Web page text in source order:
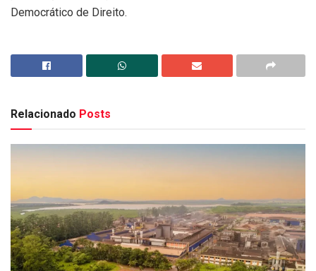
Democrático de Direito.
Relacionado Posts